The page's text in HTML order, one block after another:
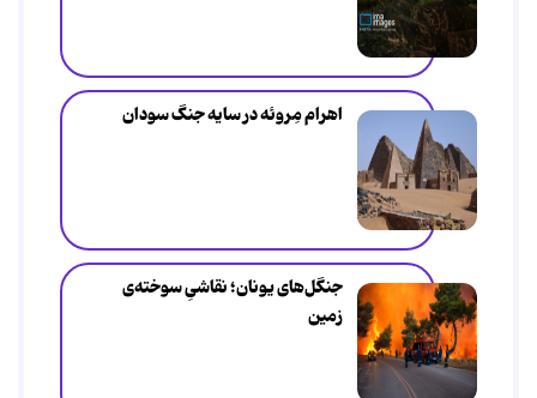
اهرام مِروئه در سایه جنگ سودان
جنگل‌های یونان؛ نقاشیِ سوخته‌ی
زمین